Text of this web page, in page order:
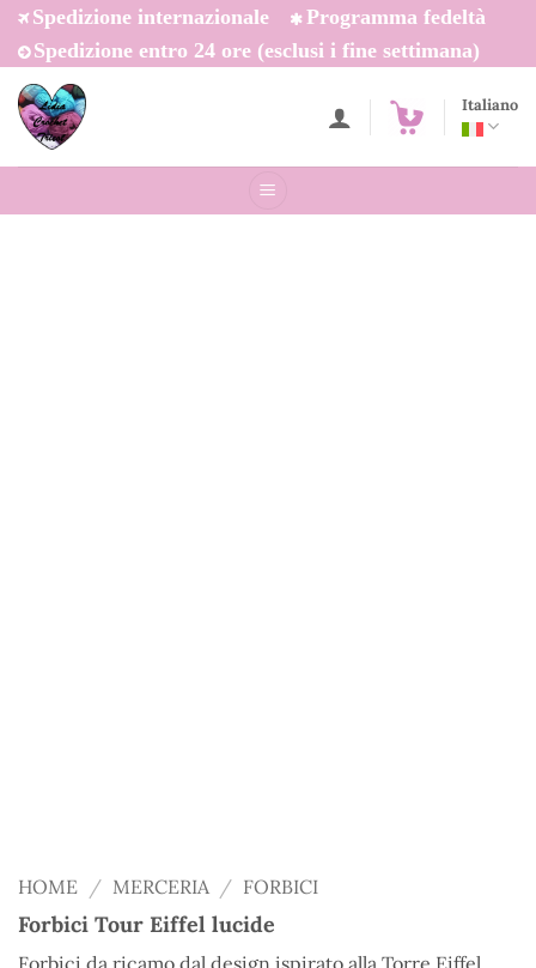
Salta
contenuti
Spedizione internazionale
Programma fedeltà
Spedizione entro 24 ore (esclusi i fine settimana)
Italiano
HOME / MERCERIA / FORBICI
Forbici Tour Eiffel lucide
Forbici da ricamo dal design ispirato alla Torre Eiffel